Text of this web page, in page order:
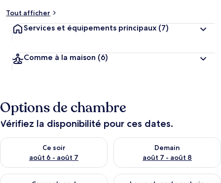
t
l
n
o
t
é
s
Tout afficher
Services et équipements principaux (7)
Comme à la maison (6)
Options de chambre
Vérifiez la disponibilité pour ces dates.
Ce soir
août 6 - août 7
Vérifier la disponibilité pour ce soir août 6 - août 7
Demain
août 7 - août 8
Vérifier la disponibilité pour
Vérifier la disponibilité pour ce week-end août 7 - août 9
Vérifier la disponibilité pour